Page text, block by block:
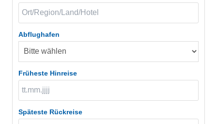
Abflughafen
Früheste Hinreise
Späteste Rückreise